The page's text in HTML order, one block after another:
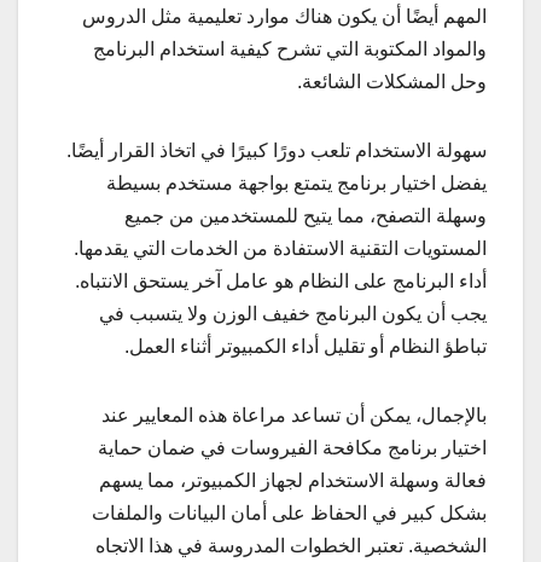
المهم أيضًا أن يكون هناك موارد تعليمية مثل الدروس
والمواد المكتوبة التي تشرح كيفية استخدام البرنامج
وحل المشكلات الشائعة.
سهولة الاستخدام تلعب دورًا كبيرًا في اتخاذ القرار أيضًا.
يفضل اختيار برنامج يتمتع بواجهة مستخدم بسيطة
وسهلة التصفح، مما يتيح للمستخدمين من جميع
المستويات التقنية الاستفادة من الخدمات التي يقدمها.
أداء البرنامج على النظام هو عامل آخر يستحق الانتباه.
يجب أن يكون البرنامج خفيف الوزن ولا يتسبب في
تباطؤ النظام أو تقليل أداء الكمبيوتر أثناء العمل.
بالإجمال، يمكن أن تساعد مراعاة هذه المعايير عند
اختيار برنامج مكافحة الفيروسات في ضمان حماية
فعالة وسهلة الاستخدام لجهاز الكمبيوتر، مما يسهم
بشكل كبير في الحفاظ على أمان البيانات والملفات
الشخصية. تعتبر الخطوات المدروسة في هذا الاتجاه